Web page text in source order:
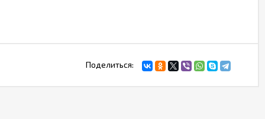
Поделиться: